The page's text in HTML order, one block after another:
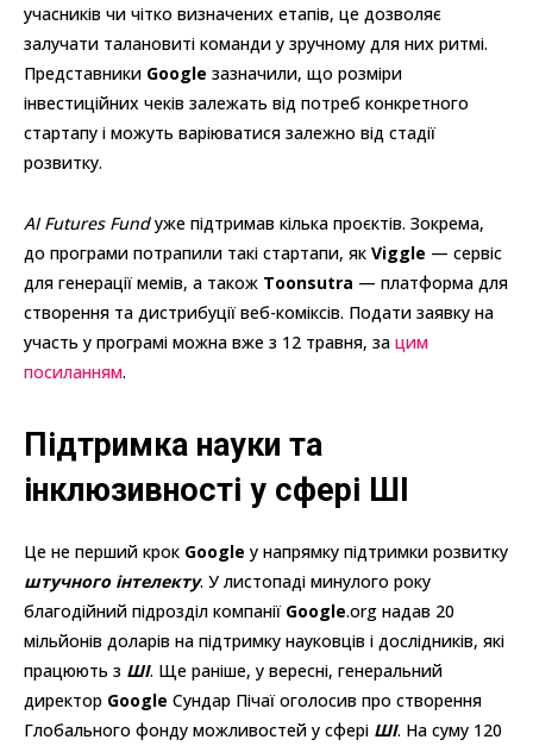
учасників чи чітко визначених етапів, це дозволяє
залучати талановиті команди у зручному для них ритмі.
Представники Google зазначили, що розміри
інвестиційних чеків залежать від потреб конкретного
стартапу і можуть варіюватися залежно від стадії
розвитку.
AI Futures Fundуже підтримав кілька проєктів. Зокрема,
до програми потрапили такі стартапи, як Viggle — сервіс
для генерації мемів, а також Toonsutra — платформа для
створення та дистрибуції веб-коміксів. Подати заявку на
участь у програмі можна вже з 12 травня, за цим
посиланням.
Підтримка науки та
інклюзивності у сфері ШІ
Це не перший крок Google у напрямку підтримки розвитку
штучного інтелекту. У листопаді минулого року
благодійний підрозділ компанії Google.org надав 20
мільйонів доларів на підтримку науковців і дослідників, які
працюють з ШІ. Ще раніше, у вересні, генеральний
директор Google Сундар Пічаї оголосив про створення
Глобального фонду можливостей у сфері ШІ. На суму 120